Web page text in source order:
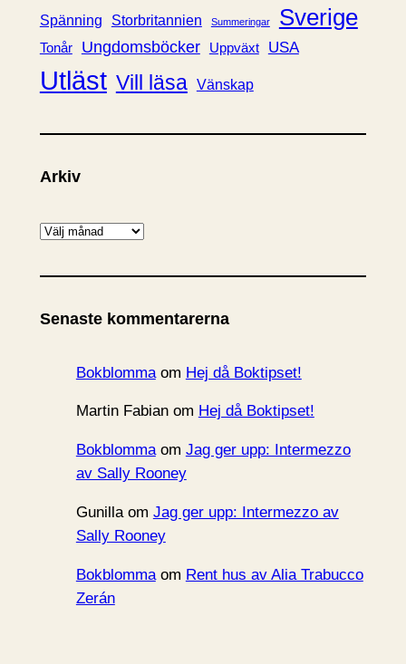
Spänning Storbritannien Summeringar Sverige
Tonår Ungdomsböcker Uppväxt USA
Utläst Vill läsa Vänskap
Arkiv
A
k
v
Senaste kommentarerna
Bokblommaom Hej då Boktipset!
Martin Fabianom Hej då Boktipset!
Bokblommaom Jag ger upp: Intermezzo
av Sally Rooney
Gunillaom Jag ger upp: Intermezzo av
Sally Rooney
Bokblommaom Rent hus av Alia Trabucco
Zerán